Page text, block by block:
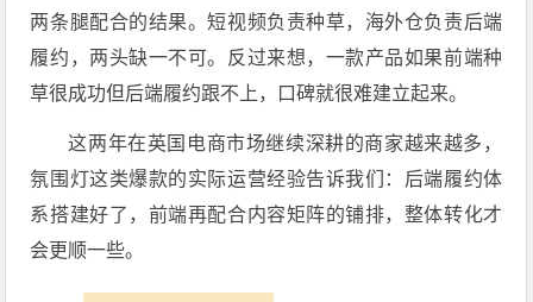
两条腿配合的结果。短视频负责种草，海外仓负责后端
履约，两头缺一不可。反过来想，一款产品如果前端种
草很成功但后端履约跟不上，口碑就很难建立起来。
这两年在英国电商市场继续深耕的商家越来越多，
氛围灯这类爆款的实际运营经验告诉我们：后端履约体
系搭建好了，前端再配合内容矩阵的铺排，整体转化才
会更顺一些。